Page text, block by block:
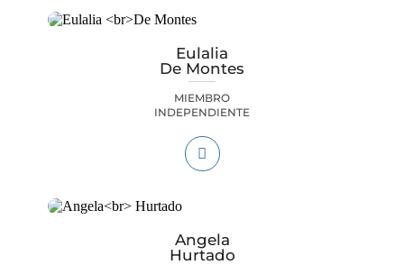
Eulalia
De Montes
MIEMBRO
INDEPENDIENTE
Angela
Hurtado